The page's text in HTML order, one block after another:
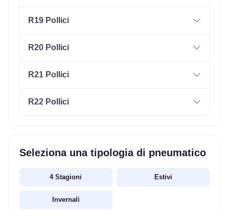
R19 Pollici
R20 Pollici
R21 Pollici
R22 Pollici
Seleziona una tipologia di pneumatico
4 Stagioni Estivi
Invernali